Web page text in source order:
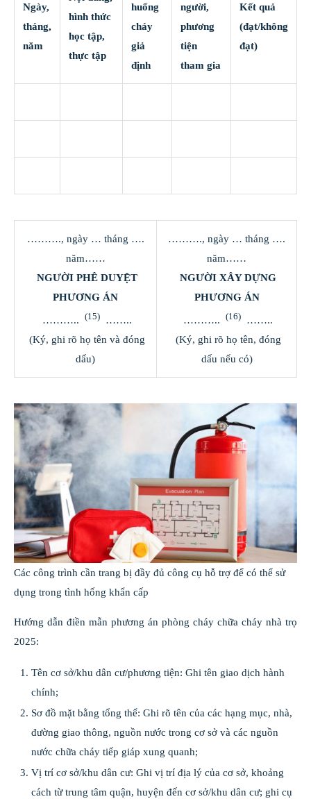
Ngày,
tháng,
năm
hình thức
học tập,
thực tập
huống
cháy
giả
định
người,
phương
tiện
tham gia
Kết quả
(đạt/không
đạt)
………., ngày … tháng ….
năm……
NGƯỜI PHÊ DUYỆT
PHƯƠNG ÁN
……….. (15)……..
‎ (Ký, ghi rõ họ tên và đóng
dấu)
………., ngày … tháng ….
năm……
NGƯỜI XÂY DỰNG
PHƯƠNG ÁN
……….. (16) ……..
‎ (Ký, ghi rõ họ tên, đóng
dấu nếu có)
Các công trình cần trang bị đầy đủ công cụ hỗ trợ để có thể sử
dụng trong tình hống khẩn cấp
Hướng dẫn điền mẫn phương án phòng cháy chữa cháy nhà trọ
2025:
Tên cơ sở/khu dân cư/phương tiện: Ghi tên giao dịch hành
chính;
Sơ đồ mặt bằng tổng thể: Ghi rõ tên của các hạng mục, nhà,
đường giao thông, nguồn nước trong cơ sở và các nguồn
nước chữa cháy tiếp giáp xung quanh;
Vị trí cơ sở/khu dân cư: Ghi vị trí địa lý của cơ sở, khoảng
cách từ trung tâm quận, huyện đến cơ sở/khu dân cư; ghi cụ